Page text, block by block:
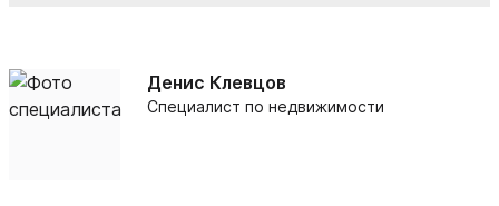
Денис Клевцов
Специалист по недвижимости